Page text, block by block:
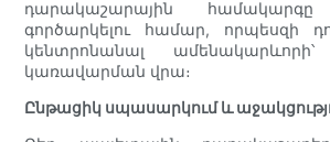
դարակաշարային
գործարկելու համար, որպեսզի
կենտրոնանալ
կառավարման վրա։
Ընթացիկ սպասարկում և